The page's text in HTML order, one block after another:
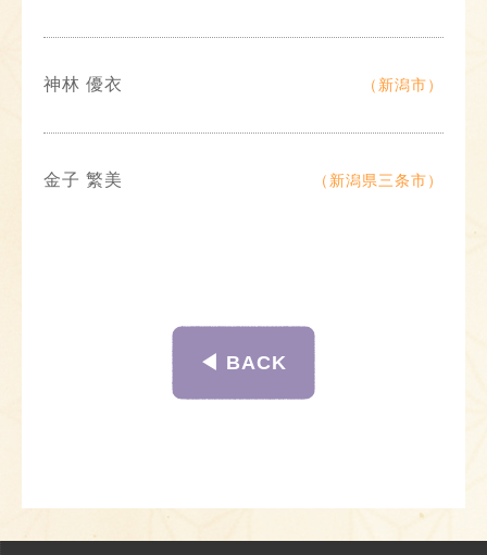
神林 優衣 （新潟市）
金子 繁美 （新潟県三条市）
◀︎ BACK